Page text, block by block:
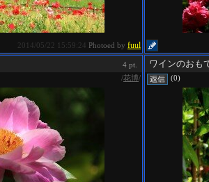
2014/05/22 15:59:24 Photoed by fuul
4 pt.
/花博/
ワインのおも
(0)